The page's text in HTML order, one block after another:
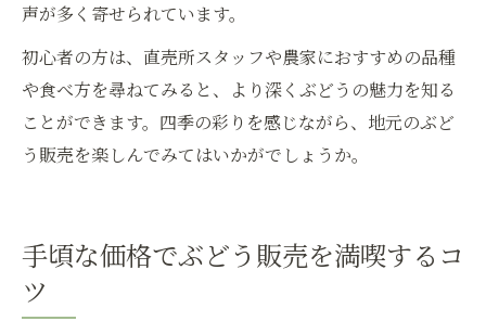
声が多く寄せられています。
初心者の方は、直売所スタッフや農家におすすめの品種
や食べ方を尋ねてみると、より深くぶどうの魅力を知る
ことができます。四季の彩りを感じながら、地元のぶど
う販売を楽しんでみてはいかがでしょうか。
手頃な価格でぶどう販売を満喫するコ
ツ